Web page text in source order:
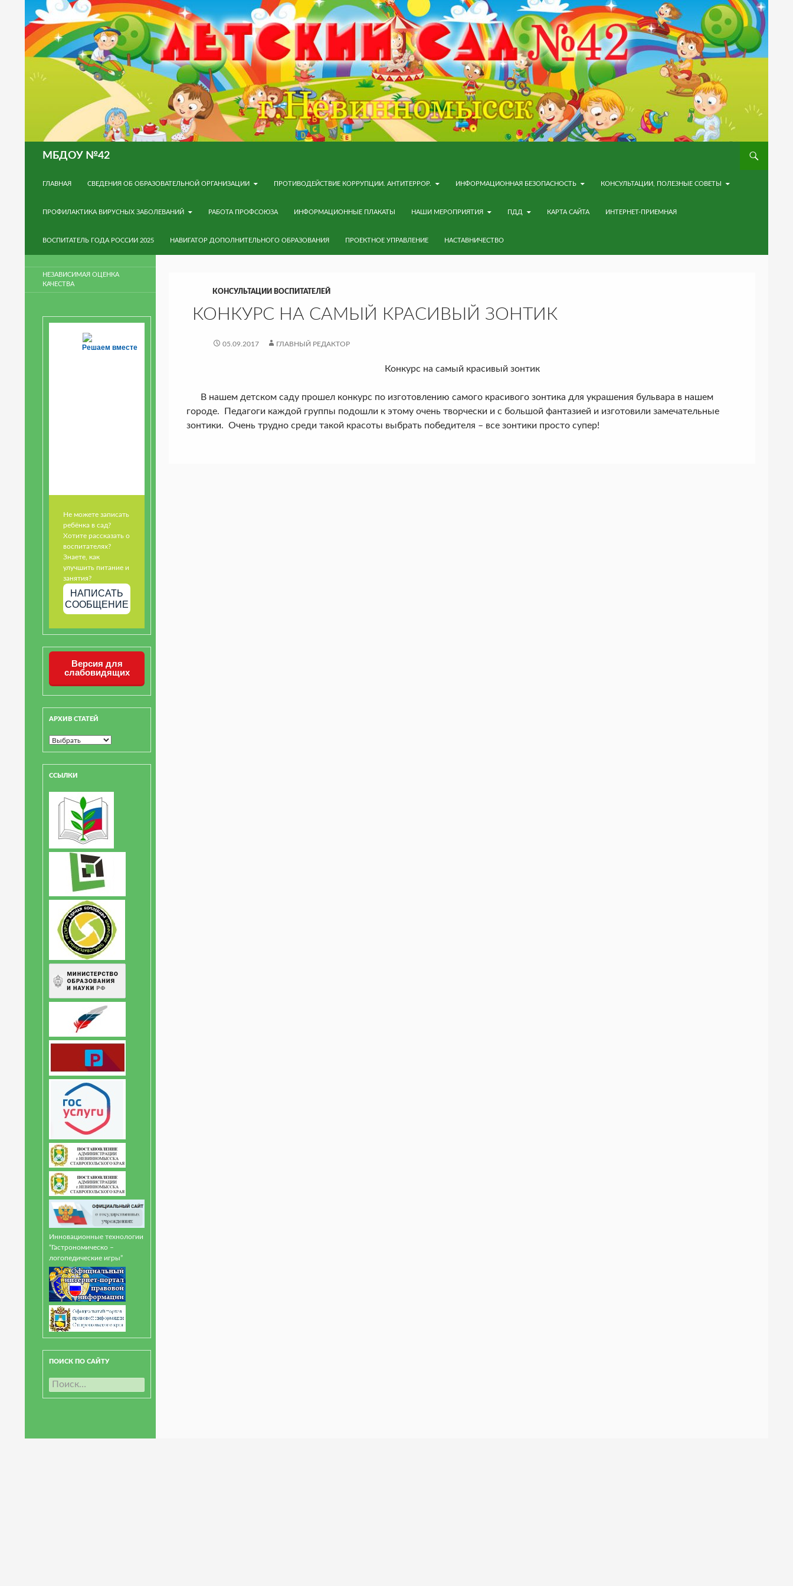
МБДОУ №42
ГЛАВНАЯ
СВЕДЕНИЯ ОБ ОБРАЗОВАТЕЛЬНОЙ ОРГАНИЗАЦИИ ПРОТИВОДЕЙСТВИЕ КОРРУПЦИИ. АНТИТЕРРОР. ИНФОРМАЦИОННАЯ БЕЗОПАСНОСТЬ КОНСУЛЬТАЦИИ, ПОЛЕЗНЫЕ СОВЕТЫ
ПРОФИЛАКТИКА ВИРУСНЫХ ЗАБОЛЕВАНИЙ РАБОТА ПРОФСОЮЗА ИНФОРМАЦИОННЫЕ ПЛАКАТЫ НАШИ МЕРОПРИЯТИЯ ПДД КАРТА САЙТА ИНТЕРНЕТ-ПРИЕМНАЯ
ВОСПИТАТЕЛЬ ГОДА РОССИИ 2025 НАВИГАТОР ДОПОЛНИТЕЛЬНОГО ОБРАЗОВАНИЯ ПРОЕКТНОЕ УПРАВЛЕНИЕ НАСТАВНИЧЕСТВО
КОНСУЛЬТАЦИИ ВОСПИТАТЕЛЕЙ
КОНКУРС НА САМЫЙ КРАСИВЫЙ ЗОНТИК
05.09.2017 ГЛАВНЫЙ РЕДАКТОР
Конкурс на самый красивый зонтик
В нашем детском саду прошел конкурс по изготовлению самого красивого зонтика для украшения бульвара в нашем
городе. Педагоги каждой группы подошли к этому очень творчески и с большой фантазией и изготовили замечательные
зонтики. Очень трудно среди такой красоты выбрать победителя – все зонтики просто супер!
НЕЗАВИСИМАЯ ОЦЕНКА
КАЧЕСТВА
Решаем вместе
Не можете записать
ребёнка в сад?
Хотите рассказать о
воспитателях?
Знаете, как
улучшить питание и
занятия?
НАПИСАТЬ
СООБЩЕНИЕ
Версия для
слабовидящих
АРХИВ СТАТЕЙ
ССЫЛКИ
Инновационные технологии
“Гастрономическо –
логопедические игры”
ПОИСК ПО САЙТУ
Н
а